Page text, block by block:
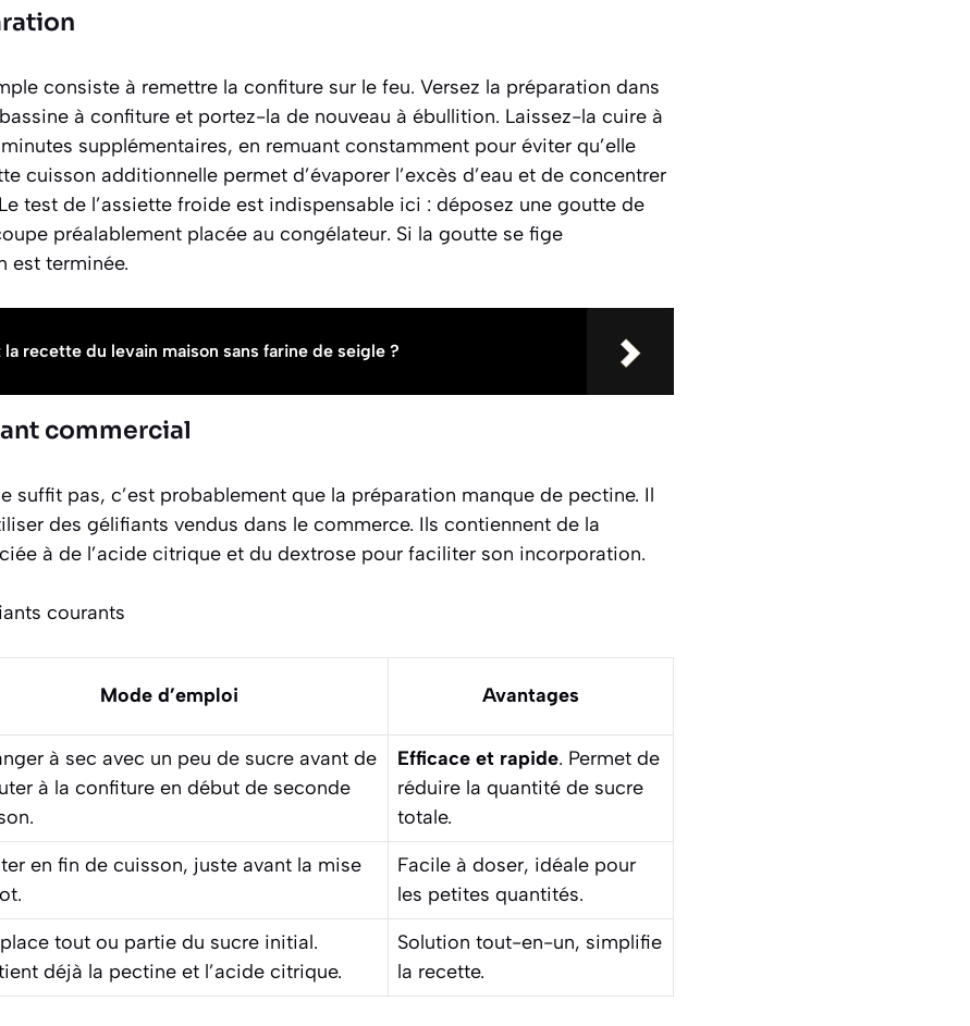
consiste à remettre la confiture sur le feu. Versez la préparation dans
à confiture et portez-la de nouveau à ébullition. Laissez-la cuire à
supplémentaires, en remuant constamment pour éviter qu’elle
cuisson additionnelle permet d’évaporer l’excès d’eau et de concentrer
Le test de l’assiette froide est indispensable ici : déposez une goutte de
préalablement placée au congélateur. Si la goutte se fige
est terminée.
recette du levain maison sans farine de seigle ?
commercial
suffit pas, c’est probablement que la préparation manque de pectine. Il
des gélifiants vendus dans le commerce. Ils contiennent de la
à de l’acide citrique et du dextrose pour faciliter son incorporation.
courants
Mode d’emploi Avantages
à sec avec un peu de sucre avant de
à la confiture en début de seconde
Efficace et rapide. Permet de
réduire la quantité de sucre
totale.
en fin de cuisson, juste avant la mise
Facile à doser, idéale pour
les petites quantités.
tout ou partie du sucre initial.
déjà la pectine et l’acide citrique.
Solution tout-en-un, simplifie
la recette.